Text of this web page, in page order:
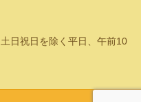
日祝日を除く平日、午前10